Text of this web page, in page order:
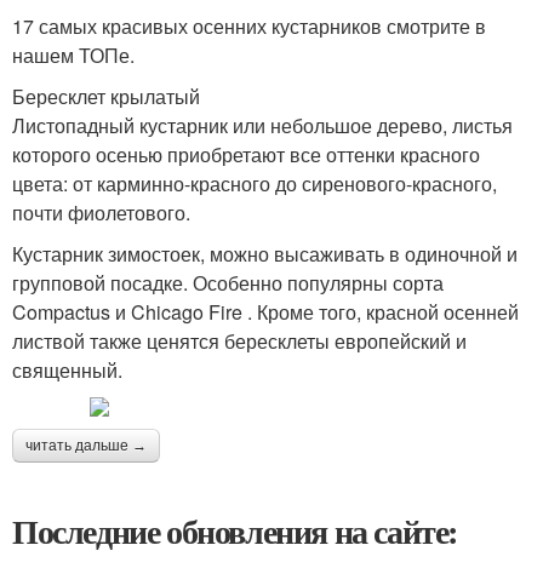
17 самых красивых осенних кустарников смотрите в
нашем ТОПе.
Бересклет крылатый
Листопадный кустарник или небольшое дерево, листья
которого осенью приобретают все оттенки красного
цвета: от карминно-красного до сиренового-красного,
почти фиолетового.
Кустарник зимостоек, можно высаживать в одиночной и
групповой посадке. Особенно популярны сорта
Compactus и Chicago Fire . Кроме того, красной осенней
листвой также ценятся бересклеты европейский и
священный.
читать дальше →
Последние обновления на сайте: